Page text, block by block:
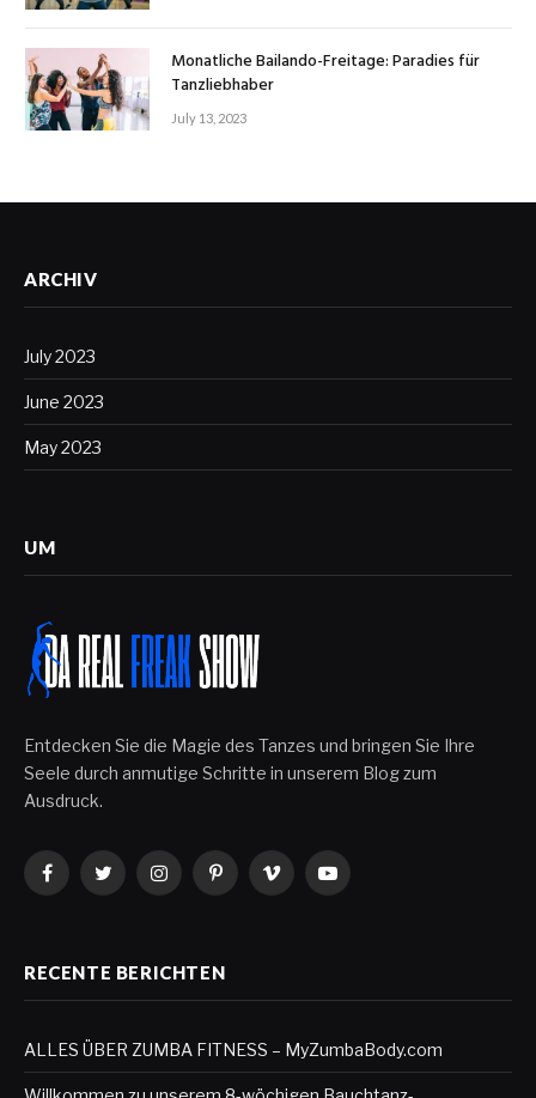
Monatliche Bailando-Freitage: Paradies für
Tanzliebhaber
July 13, 2023
ARCHIV
July 2023
June 2023
May 2023
UM
Entdecken Sie die Magie des Tanzes und bringen Sie Ihre
Seele durch anmutige Schritte in unserem Blog zum
Ausdruck.
FacebookTwitterInstagramPinterestVimeoYouTube
RECENTE BERICHTEN
ALLES ÜBER ZUMBA FITNESS – MyZumbaBody.com